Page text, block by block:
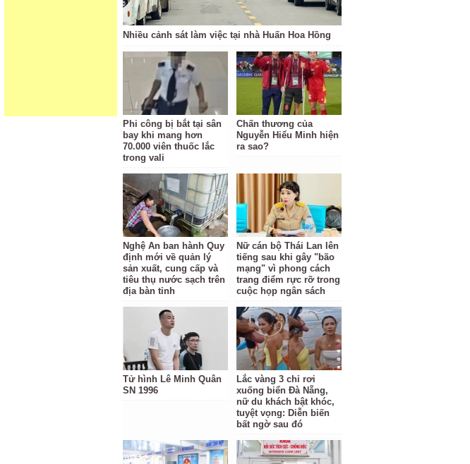
Nhiều cảnh sát làm việc tại nhà Huấn Hoa Hồng
Phi công bị bắt tại sân
bay khi mang hơn
70.000 viên thuốc lắc
trong vali
Chấn thương của
Nguyễn Hiểu Minh hiện
ra sao?
Nghệ An ban hành Quy
định mới về quản lý
sản xuất, cung cấp và
tiêu thụ nước sạch trên
địa bàn tỉnh
Nữ cán bộ Thái Lan lên
tiếng sau khi gây "bão
mạng" vì phong cách
trang điểm rực rỡ trong
cuộc họp ngân sách
Tử hình Lê Minh Quân
SN 1996
Lắc vàng 3 chỉ rơi
xuống biển Đà Nẵng,
nữ du khách bật khóc,
tuyệt vọng: Diễn biến
bất ngờ sau đó